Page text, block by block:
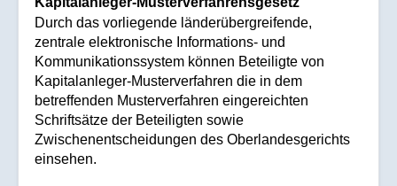
Durch das vorliegende länderübergreifende,
zentrale elektronische Informations- und
Kommunikationssystem können Beteiligte von
Kapitalanleger-Musterverfahren die in dem
betreffenden Musterverfahren eingereichten
Schriftsätze der Beteiligten sowie
Zwischenentscheidungen des Oberlandesgerichts
einsehen.